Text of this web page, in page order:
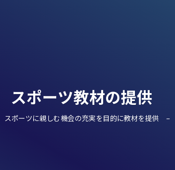
スポーツ教材の提供
スポーツに親しむ機会の充実を目的に教材を提供